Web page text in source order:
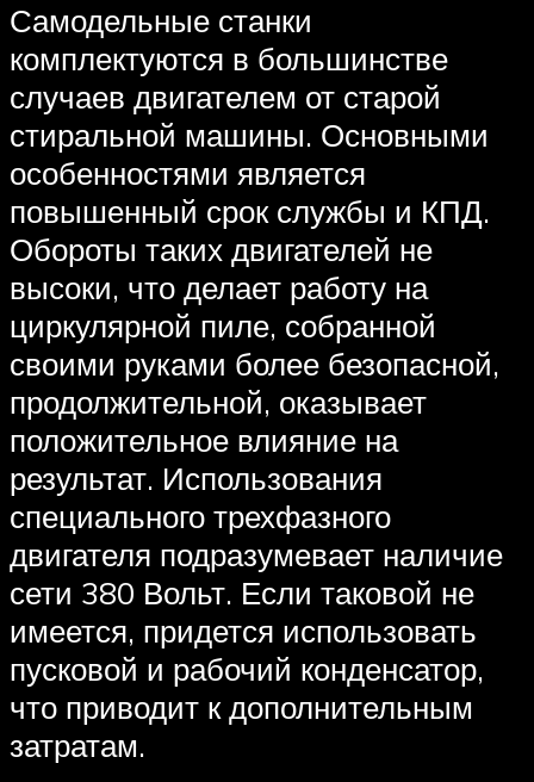
Самодельные станки
комплектуются в большинстве
случаев двигателем от старой
стиральной машины. Основными
особенностями является
повышенный срок службы и КПД.
Обороты таких двигателей не
высоки, что делает работу на
циркулярной пиле, собранной
своими руками более безопасной,
продолжительной, оказывает
положительное влияние на
результат. Использования
специального трехфазного
двигателя подразумевает наличие
сети 380 Вольт. Если таковой не
имеется, придется использовать
пусковой и рабочий конденсатор,
что приводит к дополнительным
затратам.